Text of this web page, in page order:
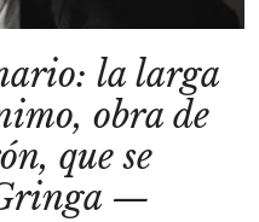
la larga
obra de
que se
—